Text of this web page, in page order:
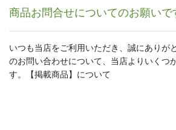
商品お問合せについてのお願いで
いつも当店をご利用いただき、誠にありが
のお問い合わせについて、当店よりいくつ
す。【掲載商品】について